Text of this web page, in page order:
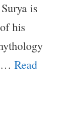
is
his
… Read